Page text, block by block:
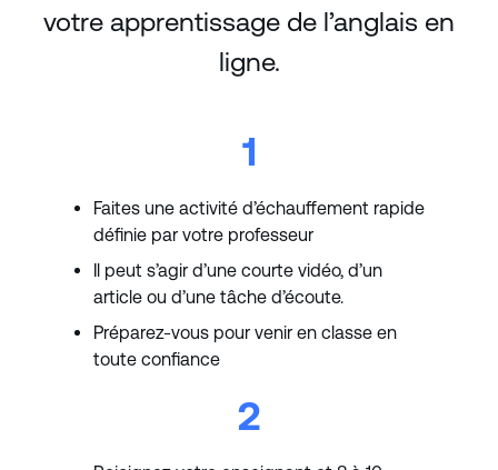
votre apprentissage de l’anglais en
ligne.
1
Faites une activité d’échauffement rapide
définie par votre professeur
Il peut s’agir d’une courte vidéo, d’un
article ou d’une tâche d’écoute.
Préparez-vous pour venir en classe en
toute confiance
2